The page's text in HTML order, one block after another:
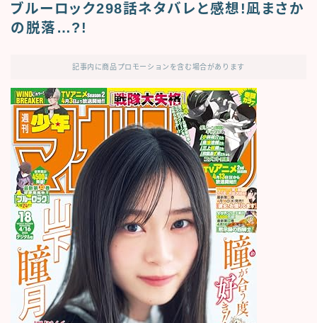
ブルーロック298話ネタバレと感想!凪まさか
の脱落…?!
記事内に商品プロモーションを含む場合があります